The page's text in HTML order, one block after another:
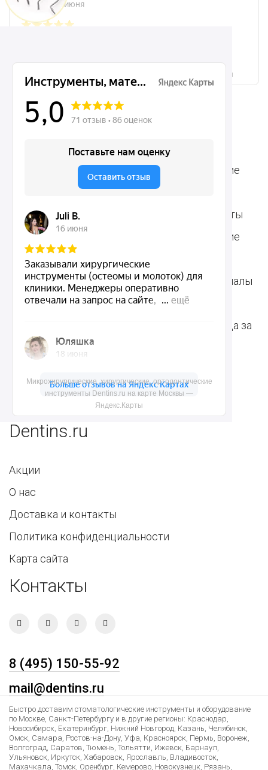
Микрохирургические, хирургические, ортодонтические
инструменты Dentins.ru на карте Москвы —
Яндекс.Карты
Микрохирургические, хирургические, ортодонтические
инструменты Dentins.ru на карте Москвы — Яндекс.Карты
Ассортимент
Популярные наборы
Хирургические
инструменты
Пародонтологические
инструменты
Ортодонтические
инструменты
инструменты
инструменты
Стоматологические
аксессуары
Общие инструменты
Стоматологические
Расходные материалы
для стоматологии
Средства для ухода за
Dentins.ru
Акции
О нас
Доставка и контакты
Политика конфиденциальности
Карта сайта
Контакты
8 (495) 150-55-92
mail@dentins.ru
Быстро доставим стоматологические инструменты и оборудование
по Москве, Санкт-Петербургу и в другие регионы: Краснодар,
Новосибирск, Екатеринбург, Нижний Новгород, Казань, Челябинск,
Омск, Самара, Ростов-на-Дону, Уфа, Красноярск, Пермь, Воронеж,
Волгоград, Саратов, Тюмень, Тольятти, Ижевск, Барнаул,
Ульяновск, Иркутск, Хабаровск, Ярославль, Владивосток,
Махачкала, Томск, Оренбург, Кемерово, Новокузнецк, Рязань,